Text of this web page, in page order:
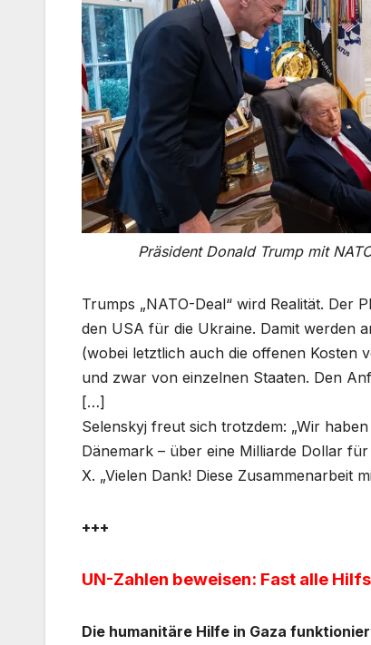
Präsident Donald Trump mit
Trumps „NATO-Deal“ wird Realität. Der
den USA für die Ukraine. Damit werden
(wobei letztlich auch die offenen Kosten
und zwar von einzelnen Staaten. Den
[…]
Selenskyj freut sich trotzdem: „Wir
Dänemark – über eine Milliarde Dollar
X. „Vielen Dank! Diese Zusammenarbeit
+++
UN-Zahlen beweisen: Fast alle
Die humanitäre Hilfe in Gaza